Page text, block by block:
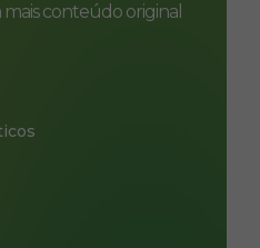
mais conteúdo original